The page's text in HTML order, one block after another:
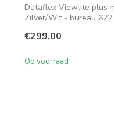
Dataflex Viewlite plus
Zilver/Wit - bureau
€299,00
Op voorraad